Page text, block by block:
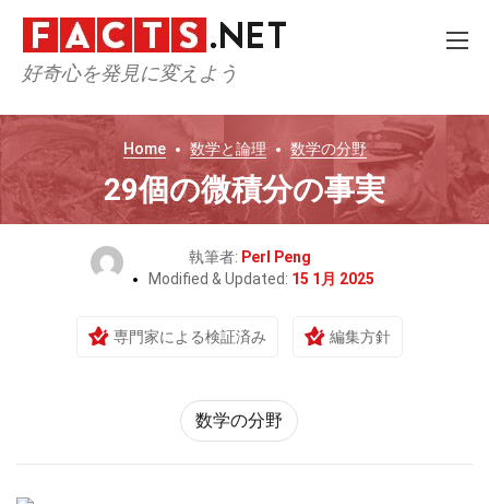
好奇心を発見に変えよう
Home 数学と論理 数学の分野
29個の微積分の事実
執筆者: Perl Peng
Modified & Updated: 15 1月 2025
専門家による検証済み 編集方針
数学の分野